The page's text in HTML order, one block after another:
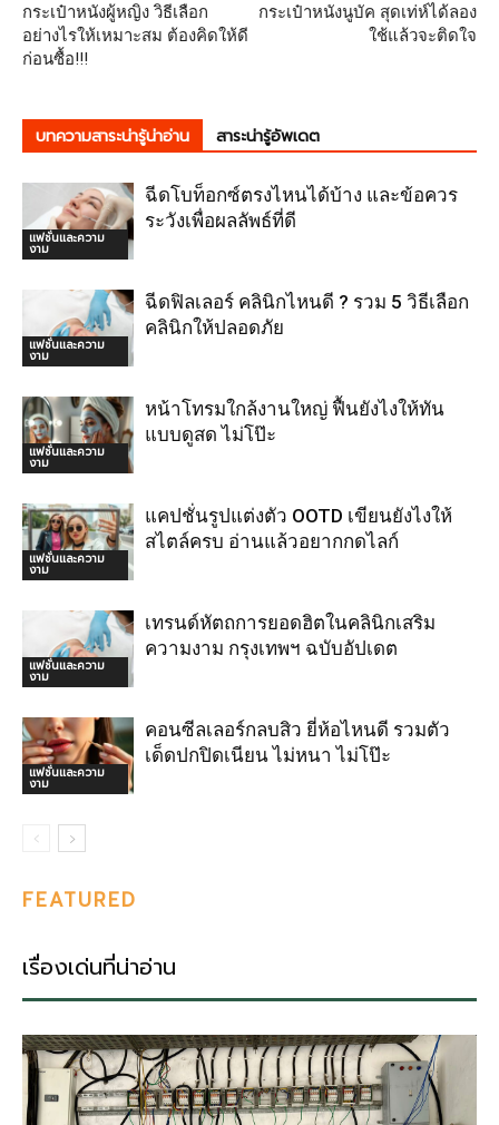
กระเป๋าหนังผู้หญิง วิธีเลือก
อย่างไรให้เหมาะสม ต้องคิดให้ดี
ก่อนซื้อ!!!
กระเป๋าหนังนูบัค สุดเท่ห์ได้ลอง
ใช้แล้วจะติดใจ
บทความสาระน่ารู้น่าอ่าน สาระน่ารู้อัพเดต
แฟชั่นและความ
งาม
ฉีดโบท็อกซ์ตรงไหนได้บ้าง และข้อควร
ระวังเพื่อผลลัพธ์ที่ดี
แฟชั่นและความ
งาม
ฉีดฟิลเลอร์ คลินิกไหนดี ? รวม 5 วิธีเลือก
คลินิกให้ปลอดภัย
แฟชั่นและความ
งาม
หน้าโทรมใกล้งานใหญ่ ฟื้นยังไงให้ทัน
แบบดูสด ไม่โป๊ะ
แฟชั่นและความ
งาม
แคปชั่นรูปแต่งตัว OOTD เขียนยังไงให้
สไตล์ครบ อ่านแล้วอยากกดไลก์
แฟชั่นและความ
งาม
เทรนด์หัตถการยอดฮิตในคลินิกเสริม
ความงาม กรุงเทพฯ ฉบับอัปเดต
แฟชั่นและความ
งาม
คอนซีลเลอร์กลบสิว ยี่ห้อไหนดี รวมตัว
เด็ดปกปิดเนียน ไม่หนา ไม่โป๊ะ
FEATURED
เรื่องเด่นที่น่าอ่าน